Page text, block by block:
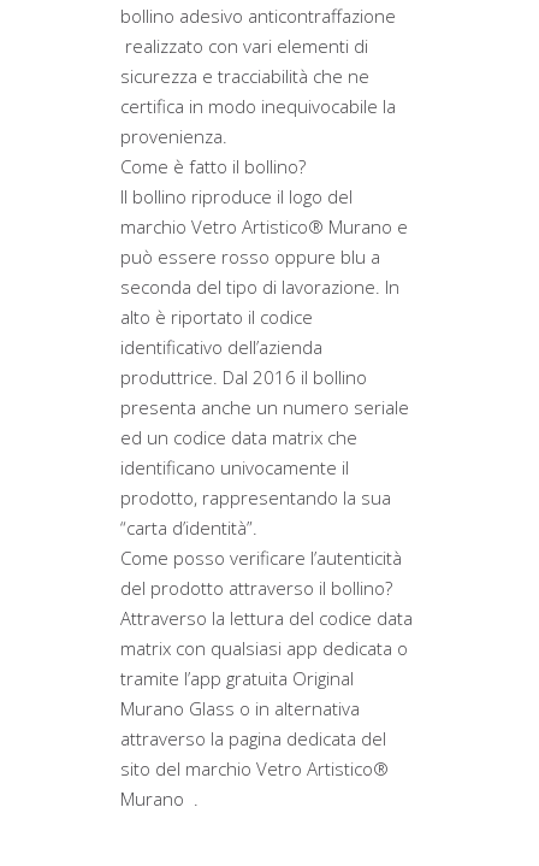
bollino adesivo anticontraffazione
realizzato con vari elementi di
sicurezza e tracciabilità che ne
certifica in modo inequivocabile la
provenienza.
Come è fatto il bollino?
Il bollino riproduce il logo del
marchio Vetro Artistico® Murano e
può essere rosso oppure blu a
seconda del tipo di lavorazione. In
alto è riportato il codice
identificativo dell’azienda
produttrice. Dal 2016 il bollino
presenta anche un numero seriale
ed un codice data matrix che
identificano univocamente il
prodotto, rappresentando la sua
“carta d’identità”.
Come posso verificare l’autenticità
del prodotto attraverso il bollino?
Attraverso la lettura del codice data
matrix con qualsiasi app dedicata o
tramite l’app gratuita Original
Murano Glass o in alternativa
attraverso la pagina dedicata del
sito del marchio Vetro Artistico®
Murano .